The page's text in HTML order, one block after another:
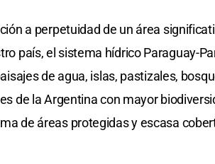
a perpetuidad de un área
país, el sistema hídrico Paraguay-
de agua, islas, pastizales,
de la Argentina con mayor
de áreas protegidas y escasa